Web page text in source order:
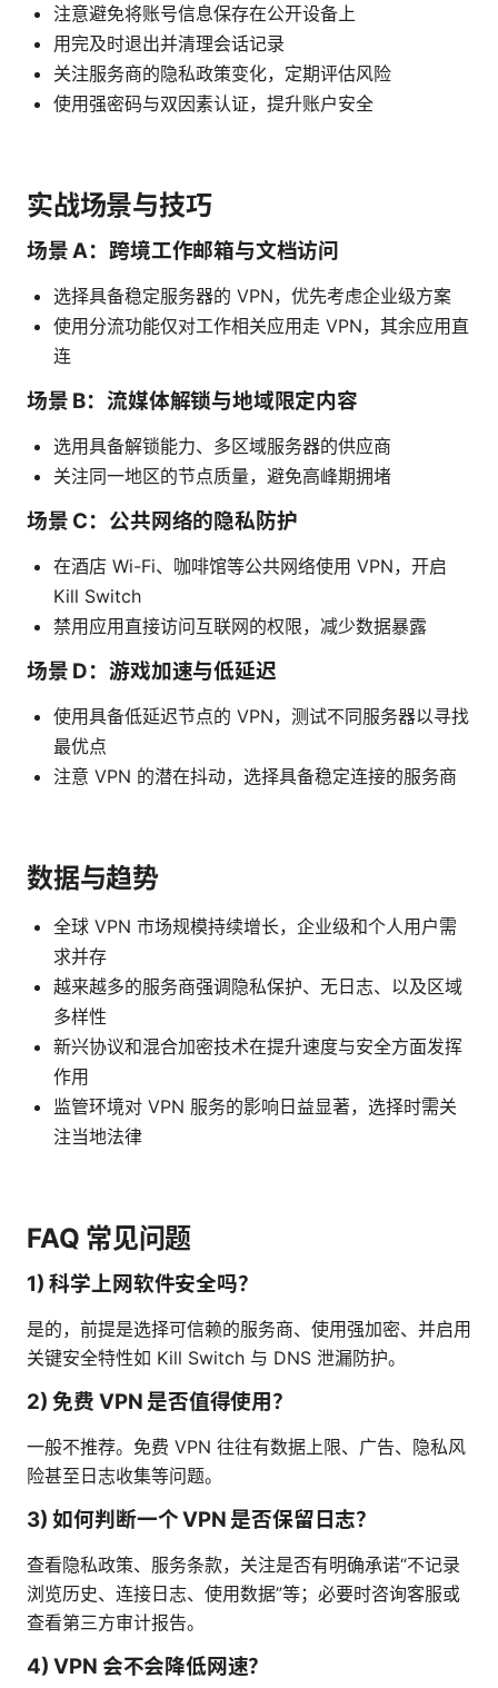
注意避免将账号信息保存在公开设备上
用完及时退出并清理会话记录
关注服务商的隐私政策变化，定期评估风险
使用强密码与双因素认证，提升账户安全
实战场景与技巧
场景 A：跨境工作邮箱与文档访问
选择具备稳定服务器的 VPN，优先考虑企业级方案
使用分流功能仅对工作相关应用走 VPN，其余应用直
连
场景 B：流媒体解锁与地域限定内容
选用具备解锁能力、多区域服务器的供应商
关注同一地区的节点质量，避免高峰期拥堵
场景 C：公共网络的隐私防护
在酒店 Wi-Fi、咖啡馆等公共网络使用 VPN，开启
Kill Switch
禁用应用直接访问互联网的权限，减少数据暴露
场景 D：游戏加速与低延迟
使用具备低延迟节点的 VPN，测试不同服务器以寻找
最优点
注意 VPN 的潜在抖动，选择具备稳定连接的服务商
数据与趋势
全球 VPN 市场规模持续增长，企业级和个人用户需
求并存
越来越多的服务商强调隐私保护、无日志、以及区域
多样性
新兴协议和混合加密技术在提升速度与安全方面发挥
作用
监管环境对 VPN 服务的影响日益显著，选择时需关
注当地法律
FAQ 常见问题
1) 科学上网软件安全吗？
是的，前提是选择可信赖的服务商、使用强加密、并启用
关键安全特性如 Kill Switch 与 DNS 泄漏防护。
2) 免费 VPN 是否值得使用？
一般不推荐。免费 VPN 往往有数据上限、广告、隐私风
险甚至日志收集等问题。
3) 如何判断一个 VPN 是否保留日志？
查看隐私政策、服务条款，关注是否有明确承诺“不记录
浏览历史、连接日志、使用数据”等；必要时咨询客服或
查看第三方审计报告。
4) VPN 会不会降低网速？